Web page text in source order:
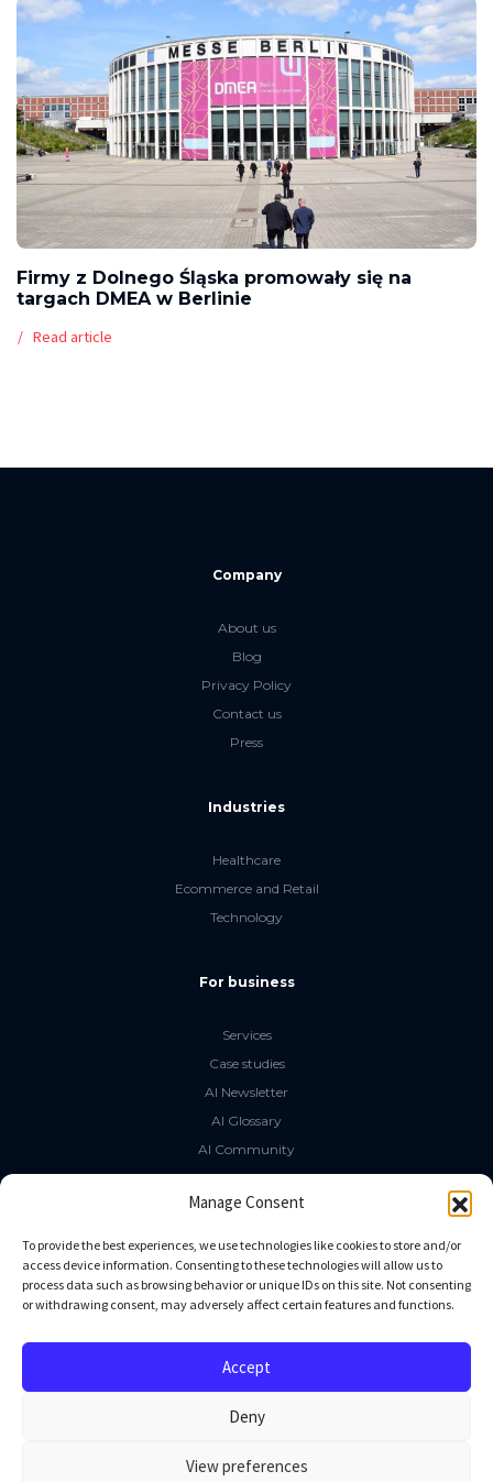
Manage Consent
To provide the best experiences, we use technologies like cookies to store and/or
access device information. Consenting to these technologies will allow us to
process data such as browsing behavior or unique IDs on this site. Not consenting
or withdrawing consent, may adversely affect certain features and functions.
Accept
Deny
View preferences
Firmy z Dolnego Śląska promowały się na
targach DMEA w Berlinie
Read article
Company
About us
Blog
Privacy Policy
Contact us
Press
Industries
Healthcare
Ecommerce and Retail
Technology
For business
Services
Case studies
AI Newsletter
AI Glossary
AI Community
The LLM Book
Social Media
GitHub
Linkedin